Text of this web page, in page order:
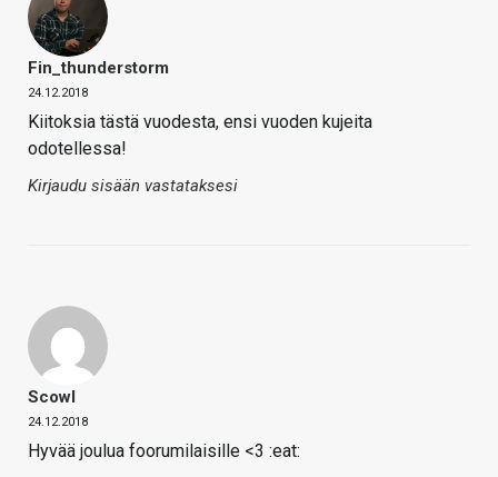
Fin_thunderstorm
24.12.2018
Kiitoksia tästä vuodesta, ensi vuoden kujeita
odotellessa!
Kirjaudu sisään vastataksesi
Scowl
24.12.2018
Hyvää joulua foorumilaisille <3 :eat: